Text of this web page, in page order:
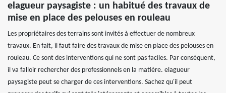
elagueur paysagiste : un habitué des travaux de
mise en place des pelouses en rouleau
Les propriétaires des terrains sont invités à effectuer de nombreux
travaux. En fait, il faut faire des travaux de mise en place des pelouses en
rouleau. Ce sont des interventions qui ne sont pas faciles. Par conséquent,
il va falloir rechercher des professionnels en la matière. elagueur
paysagiste peut se charger de ces interventions. Sachez qu'il peut